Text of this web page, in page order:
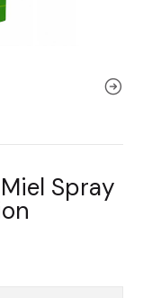
Spray